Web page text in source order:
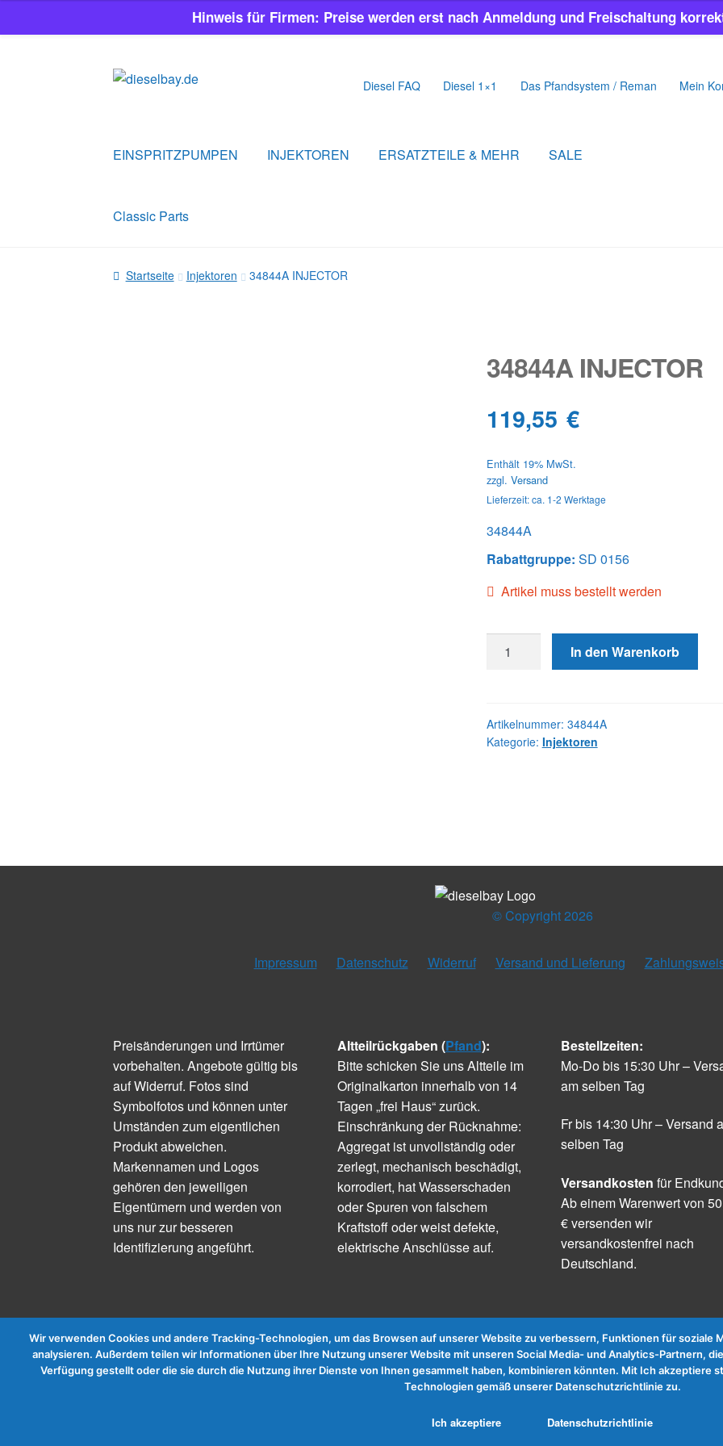
Zur
Zum
Diesel FAQ Diesel 1×1 Das Pfandsystem / Reman Mein
EINSPRITZPUMPEN INJEKTOREN ERSATZTEILE & MEHR SALE
Classic Parts
Startseite Injektoren 34844A INJECTOR
34844A INJECTOR
119,55 €
Enthält 19% MwSt.
zzgl. Versand
Lieferzeit: ca. 1-2 Werktage
34844A
Rabattgruppe: SD 0156
Artikel muss bestellt werden
INJECTOR
In den Warenkorb
Artikelnummer: 34844A
Kategorie: Injektoren
© Copyright 2026
Impressum Datenschutz Widerruf Versand und Lieferung
Preisänderungen und Irrtümer
vorbehalten. Angebote gültig bis
auf Widerruf. Fotos sind
Symbolfotos und können unter
Umständen zum eigentlichen
Produkt abweichen.
Markennamen und Logos
gehören den jeweiligen
Eigentümern und werden von
uns nur zur besseren
Identifizierung angeführt.
Altteilrückgaben (Pfand):
Bitte schicken Sie uns Altteile im
Originalkarton innerhalb von 14
Tagen „frei Haus“ zurück.
Einschränkung der Rücknahme:
Aggregat ist unvollständig oder
zerlegt, mechanisch beschädigt,
korrodiert, hat Wasserschaden
oder Spuren von falschem
Kraftstoff oder weist defekte,
elektrische Anschlüsse auf.
Bestellzeiten:
Mo-Do bis 15:30 Uhr –
am selben Tag
Fr bis 14:30 Uhr – Versand
selben Tag
Versandkosten für
Ab einem Warenwert von
€ versenden wir
versandkostenfrei nach
Deutschland.
Hinweis für Firmen: Preise werden erst nach Anmeldung und Freischaltung
Wir verwenden Cookies und andere Tracking-Technologien, um das Browsen auf unserer Website zu verbessern, Funktionen für soziale
analysieren. Außerdem teilen wir Informationen über Ihre Nutzung unserer Website mit unseren Social Media- und Analytics-Partnern,
Verfügung gestellt oder die sie durch die Nutzung ihrer Dienste von Ihnen gesammelt haben, kombinieren könnten. Mit Ich akzeptiere
Technologien gemäß unserer Datenschutzrichtlinie zu.
Ich akzeptiere Datenschutzrichtlinie